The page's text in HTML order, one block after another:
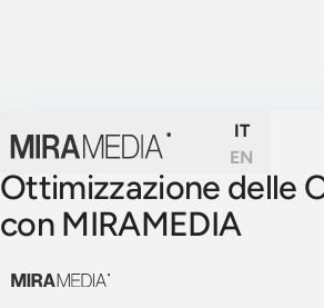
IT
EN
Ottimizzazione delle
con MIRAMEDIA